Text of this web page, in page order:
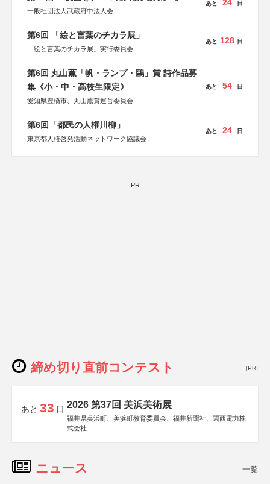
一般社団法人武蔵府中法人会
あと 24 日
第6回 「絵と言葉のチカラ展」
「絵と言葉のチカラ展」実行委員会
あと 128 日
第6回 丸山薫「帆・ランプ・鷗」賞 詩作品募
集《小・中・高校生限定》
愛知県豊橋市、丸山薫賞運営委員会
あと 54 日
第6回「都民の人権川柳」
東京都人権啓発活動ネットワーク協議会
あと 24 日
PR
締め切り直前コンテスト [PR]
あと 33 日 2026 第37回 美浜美術展
福井県美浜町、美浜町教育委員会、福井新聞社、関西電力株
式会社
ニュース 一覧